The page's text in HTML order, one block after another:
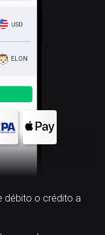
ELON
débito o crédito a